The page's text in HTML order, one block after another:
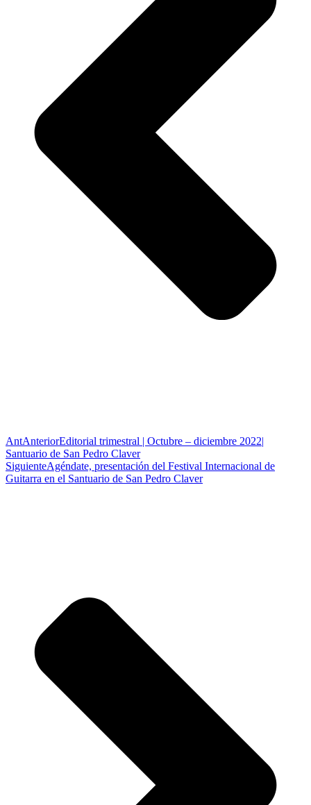
AntAnteriorEditorial trimestral | Octubre – diciembre 2022|
Santuario de San Pedro Claver
SiguienteAgéndate, presentación del Festival Internacional de
Guitarra en el Santuario de San Pedro Claver